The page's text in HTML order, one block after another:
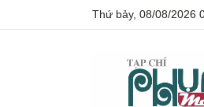
Thứ bảy, 08/08/2026